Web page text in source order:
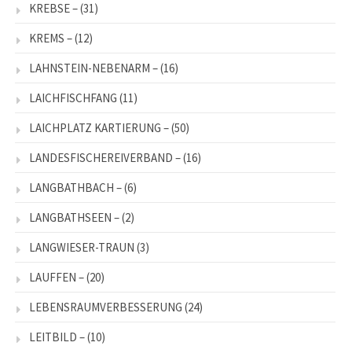
KREBSE –(31)
KREMS –(12)
LAHNSTEIN-NEBENARM –(16)
LAICHFISCHFANG (11)
LAICHPLATZ KARTIERUNG –(50)
LANDESFISCHEREIVERBAND –(16)
LANGBATHBACH –(6)
LANGBATHSEEN –(2)
LANGWIESER-TRAUN (3)
LAUFFEN –(20)
LEBENSRAUMVERBESSERUNG (24)
LEITBILD –(10)